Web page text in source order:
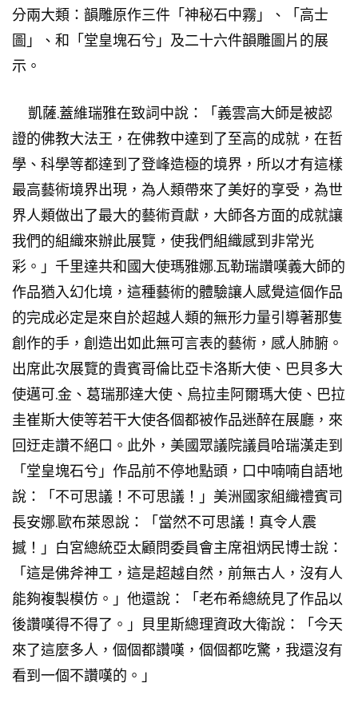
分兩大類：韻雕原作三件 「神秘石中霧」
、「高士
圖」、和「堂皇塊石兮」及二十六件韻雕圖片的展
示。
凱薩.蓋維瑞雅在致詞中說：「義雲高大師是被認
證的佛教大法王，在佛教中達到了至高的成就，在哲
學、科學等都達到了登峰造極的境界，所以才有這樣
最高藝術境界出現，為人類帶來了美好的享受，為世
界人類做出了最大的藝術貢獻，大師各方面的成就讓
我們的組織來辦此展覽，使我們組織感到非常光
彩。」千里達共和國大使瑪雅娜.瓦勒瑞讚嘆義大師的
作品猶入幻化境，這種藝術的體驗讓人感覺這個作品
的完成必定是來自於超越人類的無形力量引導著那隻
創作的手，創造出如此無可言表的藝術，感人肺腑。
出席此次展覽的貴賓哥倫比亞卡洛斯大使、巴貝多大
使邁可.金、葛瑞那達大使、烏拉圭阿爾瑪大使、巴拉
圭崔斯大使等若干大使各個都被作品迷醉在展廳，來
回迂走讚不絕口。此外，美國眾議院議員哈瑞漢走到
「堂皇塊石兮 」作品前不停地點頭，口中喃喃自語地
說：「不可思議！不可思議！」美洲國家組織禮賓司
長安娜.歐布萊恩說：「當然不可思議！真令人震
撼！」白宮總統亞太顧問委員會主席祖炳民博士說：
「這是佛斧神工，這是超越自然，前無古人，沒有人
能夠複製模仿。」他還說：「老布希總統見了作品以
後讚嘆得不得了。」貝里斯總理資政大衛說：「今天
來了這麼多人，個個都讚嘆，個個都吃驚，我還沒有
看到一個不讚嘆的。」